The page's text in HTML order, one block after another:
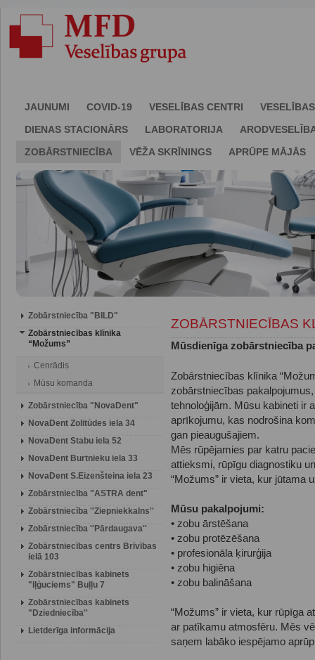
JAUNUMI COVID-19 VESELĪBAS CENTRI
DIENAS STACIONĀRS
LABORATORIJA
ZOBĀRSTNIECĪBA
VĒŽA SKRĪNINGS APRŪPE MĀJĀS
Zobārstniecība "BILD"
Zobārstniecības klīnika
“Možums”
Cenrādis
Mūsu komanda
Zobārstniecība "NovaDent"
NovaDent Zolitūdes iela 34
NovaDent Stabu iela 52
NovaDent Burtnieku iela 33
NovaDent S.Eizenšteina iela 23
Zobārstniecība "ASTRA dent"
Zobārstniecība ''Ziepniekkalns''
Zobārstniecība ''Pārdaugava''
Zobārstniecības centrs Brīvības
ielā 103
Zobārstniecības kabinets
"Iļģuciems" Buļļu 7
Zobārstniecības kabinets
"Dziedniecība''
Lietderīga informācija
ZOBĀRSTNIECĪBAS
Mūsdienīga zobārstniecība
Zobārstniecības klīnika
zobārstniecības
tehnoloģijām. Mūsu kabineti ir
aprīkojumu, kas nodrošina
gan pieaugušajiem.
Mēs rūpējamies par katru
attieksmi, rūpīgu diagnostiku
“Možums” ir vieta, kur jūtama
Mūsu pakalpojumi:
• zobu ārstēšana
• zobu protēzēšana
• profesionāla ķirurģija
• zobu higiēna
• zobu balināšana
“Možums” ir vieta, kur rūpīga
ar patīkamu atmosfēru. Mēs
saņem labāko iespējamo